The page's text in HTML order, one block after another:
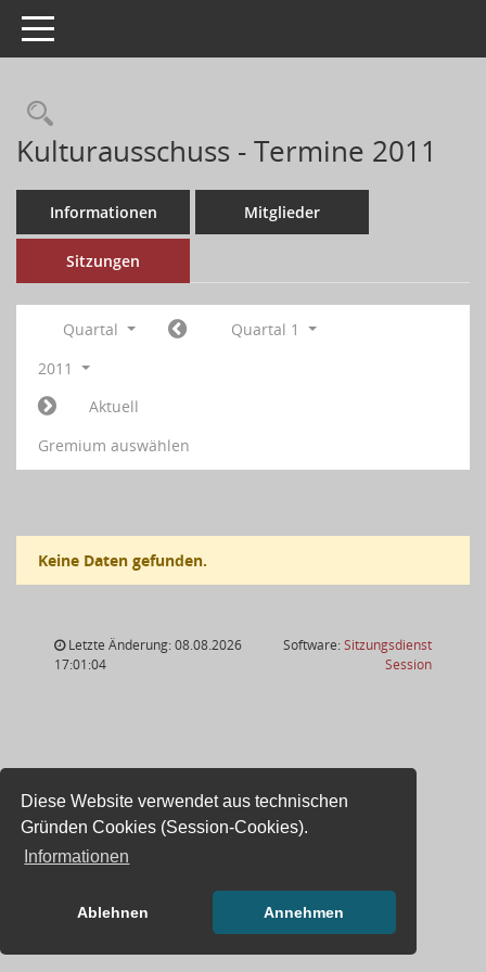
Diese Website verwendet aus technischen
Gründen Cookies (Session-Cookies).
Informationen
Ablehnen Annehmen
Toggle navigation
Kulturausschuss - Termine 2011
Informationen Mitglieder
Sitzungen
Quartal
Quartal 1
2011
Aktuell
Gremium auswählen
Keine Daten gefunden.
Letzte Änderung: 08.08.2026
17:01:04
Software:Sitzungsdienst
Session(Wird in